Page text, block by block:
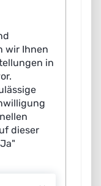
und
Intelligenz.
das
gründen
weiterhin –
Systeme,
wir Ihnen
in
dieser